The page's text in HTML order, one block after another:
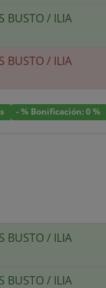
BUSTO/ ILIA
BUSTO/ ILIA
- % Bonificación: 0 %
BUSTO/ ILIA
BUSTO/ ILIA